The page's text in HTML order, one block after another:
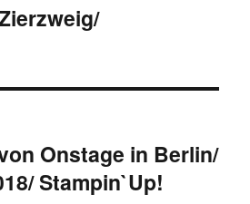
Onstage in Berlin/
Stampin`Up!